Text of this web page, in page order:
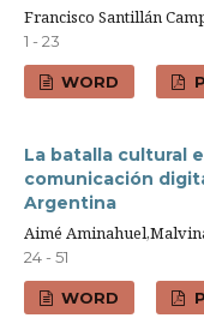
Francisco Santillán
1 - 23
WORD
La batalla cultural
comunicación
Argentina
Aimé
24 - 51
WORD